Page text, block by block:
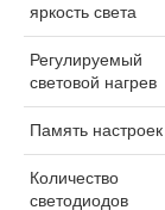
яркость света
Регулируемый
световой нагрев
Память настроек
Количество
светодиодов